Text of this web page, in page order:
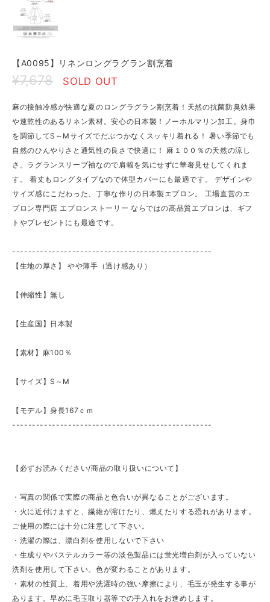
【A0095】リネンロングラグラン割烹着
¥7,678 SOLD OUT
麻の接触冷感が快適な夏のロングラグラン割烹着！天然の抗菌防臭効果
や速乾性のあるリネン素材。安心の日本製！ノーホルマリン加工。身巾
を調節してS～Mサイズでだぶつかなくスッキリ着れる！ 暑い季節でも
自然のひんやりさと通気性の良さで快適に！ 麻１００％の天然の涼し
さ。ラグランスリーブ袖なので肩幅を気にせずに華奢見せしてくれま
す。 着丈もロングタイプなので体型カバーにも最適です。 デザインや
サイズ感にこだわった、丁寧な作りの日本製エプロン。 工場直営のエ
プロン専門店 エプロンストーリー ならではの高品質エプロンは、ギフ
トやプレゼントにも最適です。
--------------------------------------------------
【生地の厚さ】 ​やや薄手（透け感あり）
【伸縮性】無し
【生産国】日本製
【素材】麻100％
【サイズ】S～M
【モデル】身長167ｃｍ
--------------------------------------------------
【必ずお読みください/商品の取り扱いについて】
・写真の関係で実際の商品と色合いが異なることがございます。
・火に近付けますと、繊維が溶けたり、燃えたりする恐れがあります。
ご使用の際には十分に注意して下さい。
・洗濯の際は、漂白剤を使用しないで下さい
・生成りやパステルカラー等の淡色製品には蛍光増白剤が入っていない
洗剤を使用して下さい。色が変わることがあります。
・素材の性質上、着用や洗濯時の強い摩擦により、毛玉が発生する事が
あります。早めに毛玉取り器等での手入れをお進めします。